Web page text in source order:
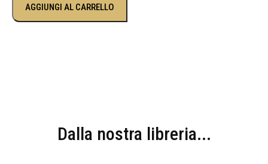
AGGIUNGI AL CARRELLO
Dalla nostra libreria...